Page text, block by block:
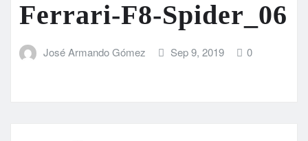
Ferrari-F8-Spider_06
José Armando Gómez Sep 9, 2019 0